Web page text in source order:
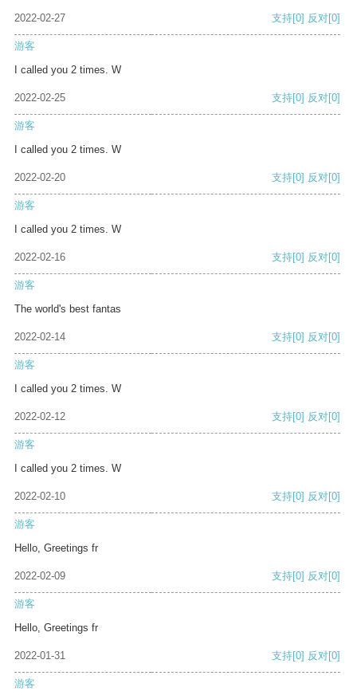
2022-02-27 支持[0] 反对[0]
游客
I called you 2 times. W
2022-02-25 支持[0] 反对[0]
游客
I called you 2 times. W
2022-02-20 支持[0] 反对[0]
游客
I called you 2 times. W
2022-02-16 支持[0] 反对[0]
游客
The world's best fantas
2022-02-14 支持[0] 反对[0]
游客
I called you 2 times. W
2022-02-12 支持[0] 反对[0]
游客
I called you 2 times. W
2022-02-10 支持[0] 反对[0]
游客
Hello, Greetings fr
2022-02-09 支持[0] 反对[0]
游客
Hello, Greetings fr
2022-01-31 支持[0] 反对[0]
游客